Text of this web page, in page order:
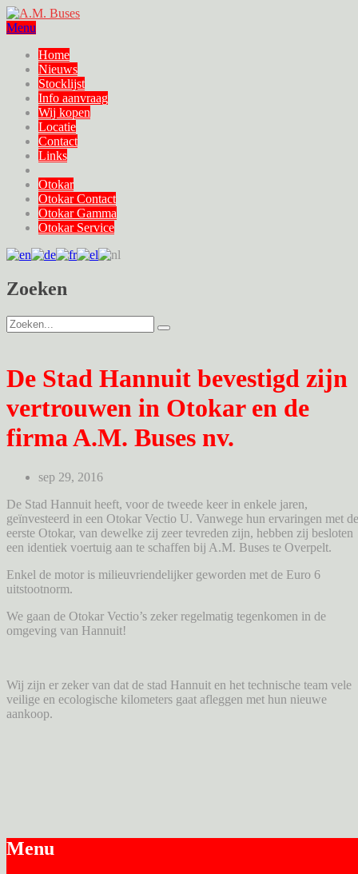
Menu
Home
Nieuws
Stocklijst
Info aanvraag
Wij kopen
Locatie
Contact
Links
Otokar
Otokar Contact
Otokar Gamma
Otokar Service
Zoeken
De Stad Hannuit bevestigd zijn
vertrouwen in Otokar en de
firma A.M. Buses nv.
sep 29, 2016
De Stad Hannuit heeft, voor de tweede keer in enkele jaren,
geïnvesteerd in een Otokar Vectio U. Vanwege hun ervaringen met de
eerste Otokar, van dewelke zij zeer tevreden zijn, hebben zij besloten
een identiek voertuig aan te schaffen bij A.M. Buses te Overpelt.
Enkel de motor is milieuvriendelijker geworden met de Euro 6
uitstootnorm.
We gaan de Otokar Vectio’s zeker regelmatig tegenkomen in de
omgeving van Hannuit!
Wij zijn er zeker van dat de stad Hannuit en het technische team vele
veilige en ecologische kilometers gaat afleggen met hun nieuwe
aankoop.
Menu